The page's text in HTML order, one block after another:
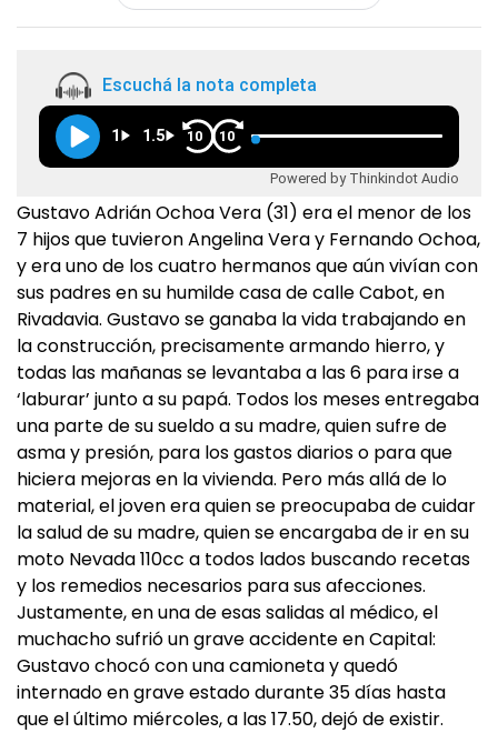
Escuchá la nota completa
1 1.5 10 10
Powered by Thinkindot Audio
Gustavo Adrián Ochoa Vera (31) era el menor de los
7 hijos que tuvieron Angelina Vera y Fernando Ochoa,
y era uno de los cuatro hermanos que aún vivían con
sus padres en su humilde casa de calle Cabot, en
Rivadavia. Gustavo se ganaba la vida trabajando en
la construcción, precisamente armando hierro, y
todas las mañanas se levantaba a las 6 para irse a
‘laburar’ junto a su papá. Todos los meses entregaba
una parte de su sueldo a su madre, quien sufre de
asma y presión, para los gastos diarios o para que
hiciera mejoras en la vivienda. Pero más allá de lo
material, el joven era quien se preocupaba de cuidar
la salud de su madre, quien se encargaba de ir en su
moto Nevada 110cc a todos lados buscando recetas
y los remedios necesarios para sus afecciones.
Justamente, en una de esas salidas al médico, el
muchacho sufrió un grave accidente en Capital:
Gustavo chocó con una camioneta y quedó
internado en grave estado durante 35 días hasta
que el último miércoles, a las 17.50, dejó de existir.